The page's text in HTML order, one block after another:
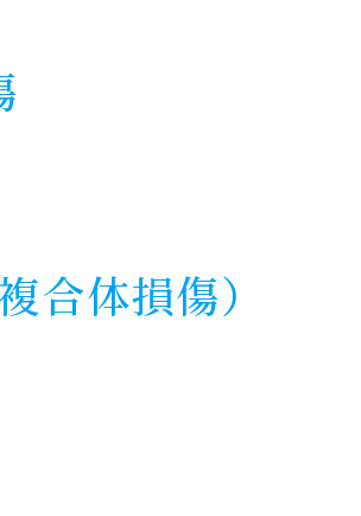
合体損傷）